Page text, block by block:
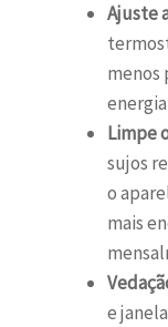
Ajuste
menos
Limpe
sujos
o
mais
e